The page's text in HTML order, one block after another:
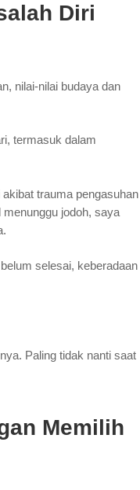
Diri
nilai-nilai budaya dan
termasuk dalam
trauma pengasuhan
jodoh, saya
selesai, keberadaan
Paling tidak nanti saat
Memilih